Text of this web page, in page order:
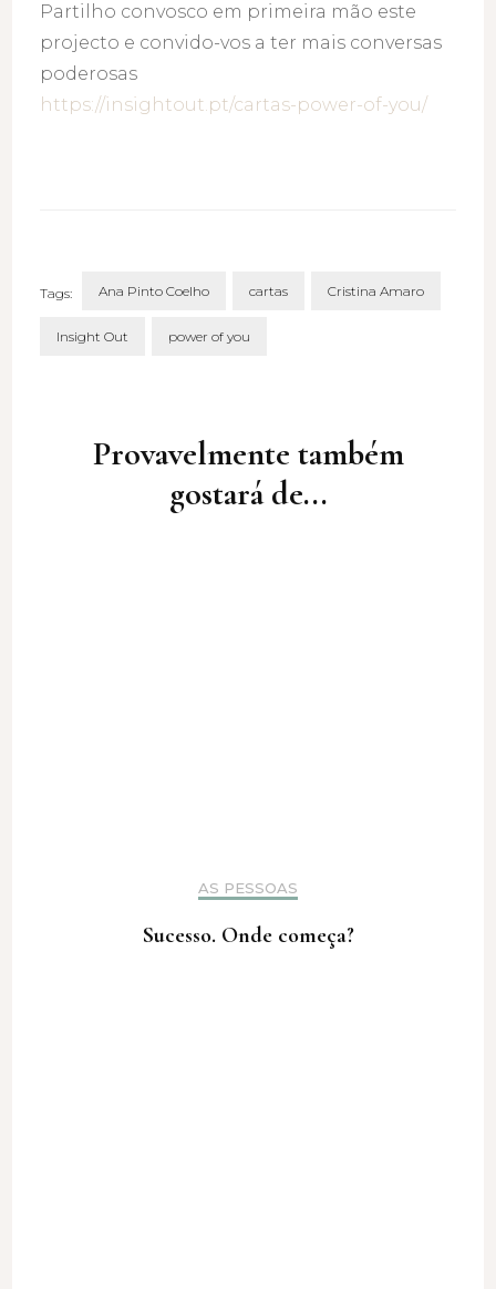
Partilho convosco em primeira mão este
projecto e convido-vos a ter mais conversas
poderosas
https://insightout.pt/cartas-power-of-you/
Tags: Ana Pinto Coelho cartas Cristina Amaro
Insight Out power of you
Provavelmente também
gostará de...
AS PESSOAS
Sucesso. Onde começa?